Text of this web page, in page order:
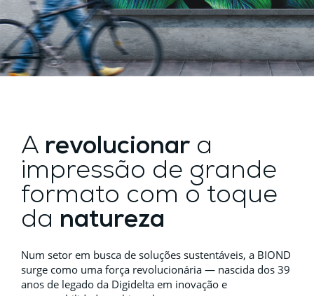
A revolucionar a
impressão de grande
formato com o toque
da natureza
Num setor em busca de soluções sustentáveis, a BIOND
surge como uma força revolucionária — nascida dos 39
anos de legado da Digidelta em inovação e